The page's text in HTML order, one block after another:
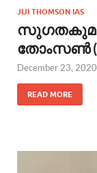
JIJI THOMSON IAS
തോംസണ്‍
December 23, 2020
READ MORE